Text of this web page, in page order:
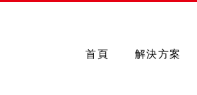
首頁 解決方案